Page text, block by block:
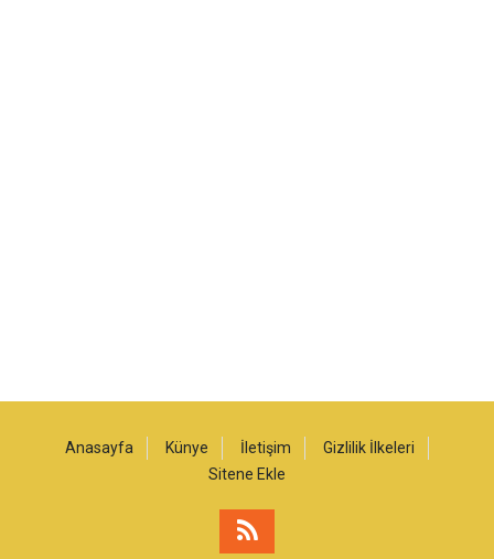
Anasayfa Künye İletişim
Gizlilik İlkeleri
Sitene Ekle